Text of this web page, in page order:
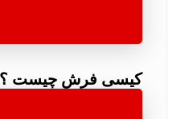
کیسی فرش چیست ؟